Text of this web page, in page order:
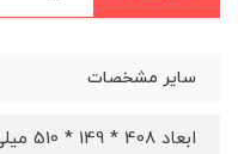
سایر مشخصات
ابعاد 408 * 149 * 510 میلی متر